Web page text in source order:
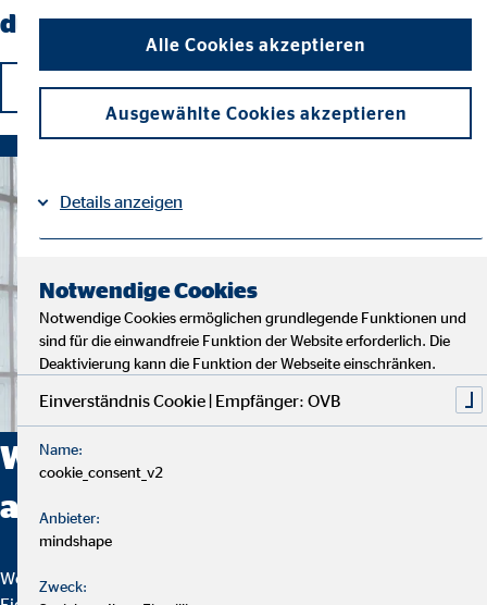
durch!
Jetzt bewerben
Was zeichnet die Arbeit bei uns
aus?
Wer einen sicheren Job sucht, bei dem Selbstbestimmung,
Alle Cookies akzeptieren
Ausgewählte Cookies akzeptieren
Details anzeigen
Notwendige Cookies
Notwendige Cookies ermöglichen grundlegende Funktionen und
sind für die einwandfreie Funktion der Website erforderlich. Die
Deaktivierung kann die Funktion der Webseite einschränken.
Einverständnis Cookie | Empfänger: OVB
Name:
cookie_consent_v2
Anbieter:
mindshape
Zweck: